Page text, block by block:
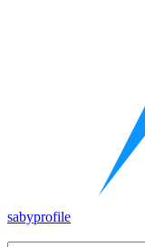
sabyprofile